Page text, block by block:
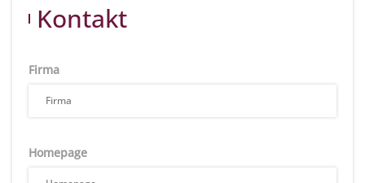
Kontakt
Firma
Homepage